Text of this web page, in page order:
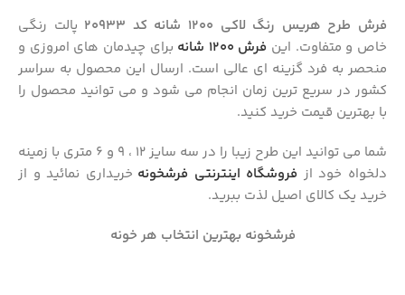
فرش طرح هریس رنگ لاکی 1200 شانه کد 20933
پالت رنگی
خاص و متفاوت. این فرش 1200 شانه
برای چیدمان های امروزی و
منحصر به فرد گزینه ای عالی است. ارسال این محصول به سراسر
کشور در سریع ترین زمان انجام می شود و می توانید محصول را
با بهترین قیمت خرید کنید.
شما می توانید این طرح زیبا را در سه سایز 12 ، 9 و 6 متری با زمینه
دلخواه خود از فروشگاه اینترنتی فرشخونه خریداری نمائید و از
خرید یک کالای اصیل لذت ببرید.
فرشخونه بهترین انتخاب هر خونه